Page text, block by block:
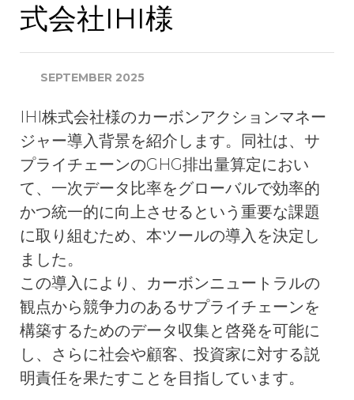
式会社IHI様
SEPTEMBER 2025
IHI株式会社様のカーボンアクションマネー
ジャー導入背景を紹介します。同社は、サ
プライチェーンのGHG排出量算定におい
て、一次データ比率をグローバルで効率的
かつ統一的に向上させるという重要な課題
に取り組むため、本ツールの導入を決定し
ました。
この導入により、カーボンニュートラルの
観点から競争力のあるサプライチェーンを
構築するためのデータ収集と啓発を可能に
し、さらに社会や顧客、投資家に対する説
明責任を果たすことを目指しています。